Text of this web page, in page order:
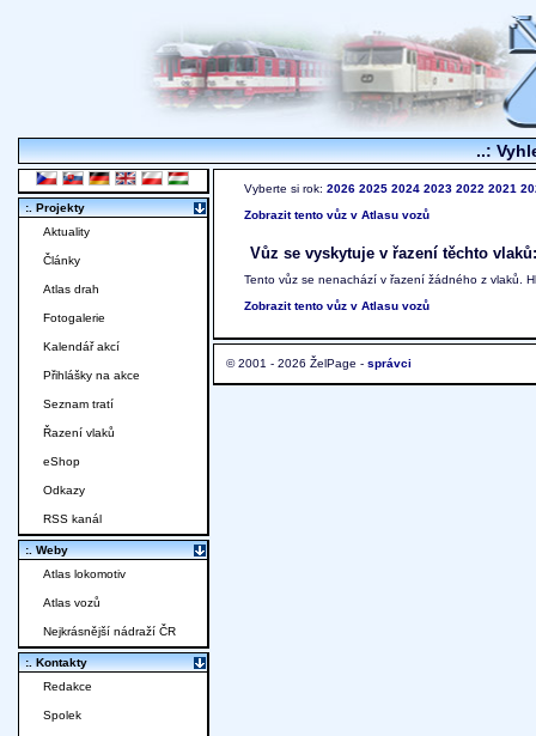
..:
Vyberte si rok: 2026 2025 2024 2023 2022 2021
Zobrazit tento vůz v Atlasu vozů
Vůz se vyskytuje v řazení těchto vlaků:
Tento vůz se nenachází v řazení žádného z vlaků.
Zobrazit tento vůz v Atlasu vozů
© 2001 - 2026 ŽelPage - správci
:. Projekty
Aktuality
Články
Atlas drah
Fotogalerie
Kalendář akcí
Přihlášky na akce
Seznam tratí
Řazení vlaků
eShop
Odkazy
RSS kanál
:. Weby
Atlas lokomotiv
Atlas vozů
Nejkrásnější nádraží ČR
:. Kontakty
Redakce
Spolek